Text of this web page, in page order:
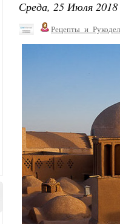
Среда, 25 Июля